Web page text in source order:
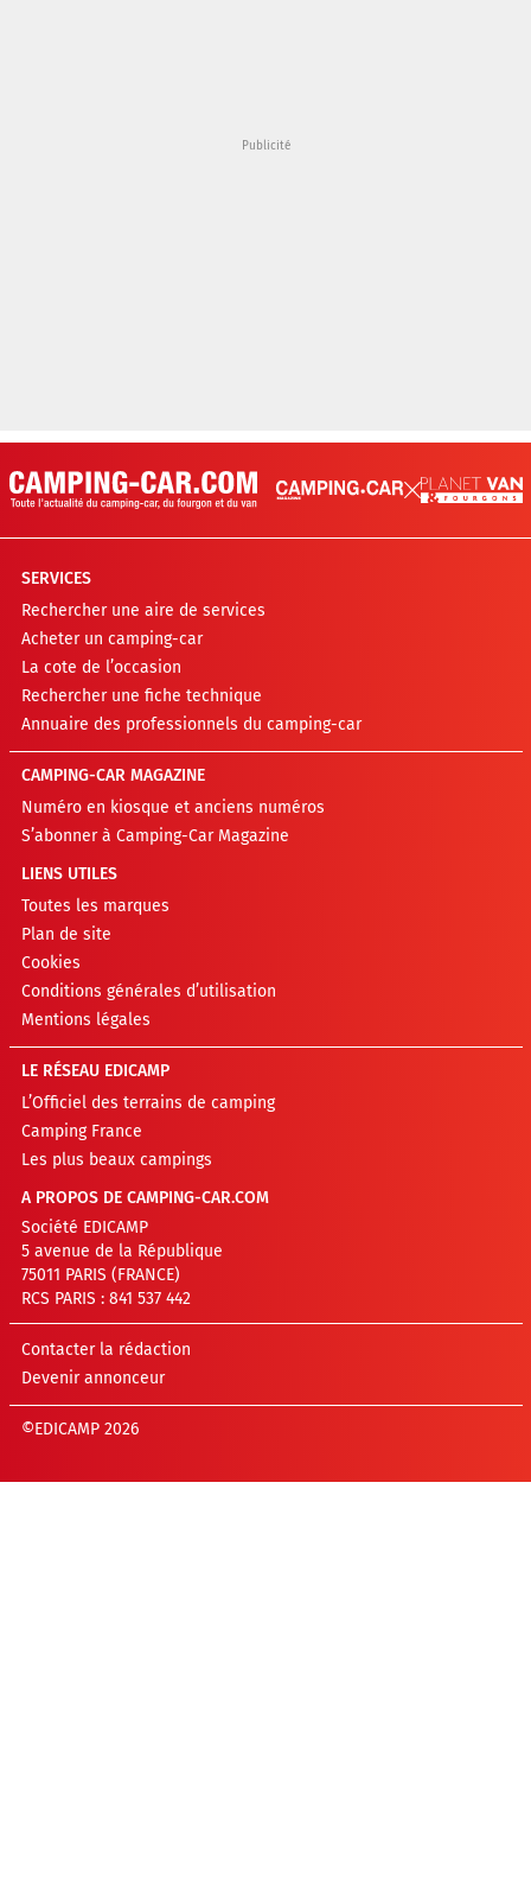
SERVICES
Rechercher une aire de services
Acheter un camping-car
La cote de l’occasion
Rechercher une fiche technique
Annuaire des professionnels du camping-car
CAMPING-CAR MAGAZINE
Numéro en kiosque et anciens numéros
S’abonner à Camping-Car Magazine
LIENS UTILES
Toutes les marques
Plan de site
Cookies
Conditions générales d’utilisation
Mentions légales
LE RÉSEAU EDICAMP
L’Officiel des terrains de camping
Camping France
Les plus beaux campings
A PROPOS DE CAMPING-CAR.COM
Société EDICAMP
5 avenue de la République
75011 PARIS (FRANCE)
RCS PARIS : 841 537 442
Contacter la rédaction
Devenir annonceur
©EDICAMP 2026